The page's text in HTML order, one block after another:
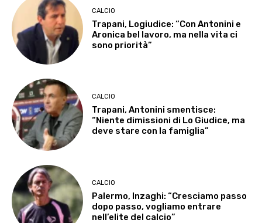
CALCIO
Trapani, Logiudice: “Con Antonini e
Aronica bel lavoro, ma nella vita ci
sono priorità”
CALCIO
Trapani, Antonini smentisce:
“Niente dimissioni di Lo Giudice, ma
deve stare con la famiglia”
CALCIO
Palermo, Inzaghi: “Cresciamo passo
dopo passo, vogliamo entrare
nell’elite del calcio”